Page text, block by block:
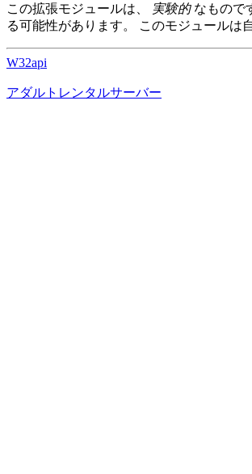
この拡張モジュールは、 実験的なもので
る可能性があります。 このモジュールは
W32api
アダルトレンタルサーバー